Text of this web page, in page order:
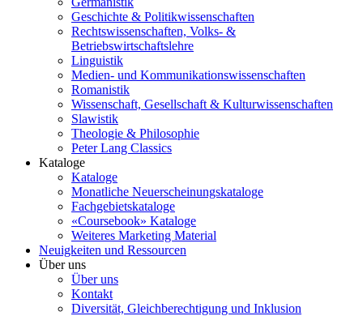
Geschichte & Politikwissenschaften
Rechtswissenschaften, Volks- &
Betriebswirtschaftslehre
Linguistik
Medien- und Kommunikationswissenschaften
Romanistik
Wissenschaft, Gesellschaft & Kulturwissenschaften
Slawistik
Theologie & Philosophie
Peter Lang Classics
Kataloge
Kataloge
Monatliche Neuerscheinungskataloge
Fachgebietskataloge
«Coursebook» Kataloge
Weiteres Marketing Material
Neuigkeiten und Ressourcen
Über uns
Über uns
Kontakt
Diversität, Gleichberechtigung und Inklusion